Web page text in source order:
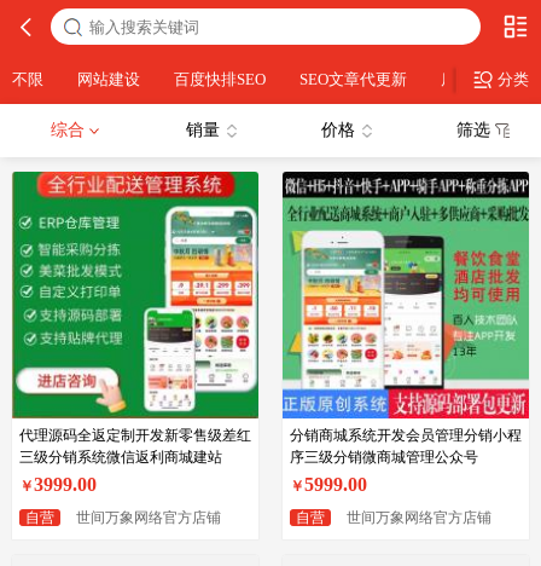
不限 网站建设 百度快排SEO SEO文章代更新 店铺设计分类
综合 销量 价格 筛选
代理源码全返定制开发新零售级差红
三级分销系统微信返利商城建站
￥3999.00
自营 世间万象网络官方店铺
分销商城系统开发会员管理分销小程
序三级分销微商城管理公众号
￥5999.00
自营 世间万象网络官方店铺